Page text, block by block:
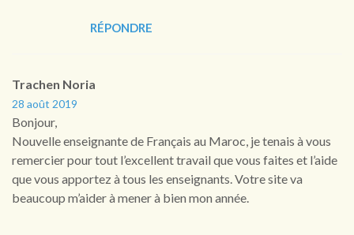
RÉPONDRE
Trachen Noria
28 août 2019
Bonjour,
Nouvelle enseignante de Français au Maroc, je tenais à vous
remercier pour tout l’excellent travail que vous faites et l’aide
que vous apportez à tous les enseignants. Votre site va
beaucoup m’aider à mener à bien mon année.